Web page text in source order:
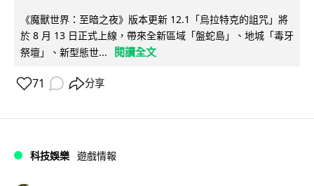
《魔獸世界：至暗之夜》版本更新 12.1「烏拉特克的詛咒」將
於 8 月 13 日正式上線，帶來全新區域「盤蛇島」、地城「毒牙
祭壇」、新型態世...
閱讀全文
71 分享
科技娛樂 遊戲情報